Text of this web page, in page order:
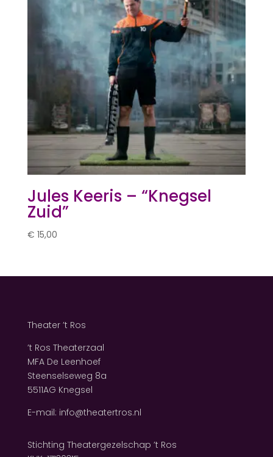
Jules Keeris – “Knegsel
Zuid”
€ 15,00
Theater ’t Ros
’t Ros Theaterzaal
MFA De Leenhoef
Steenselseweg 8a
5511AG Knegsel
E-mail: info@theatertros.nl
Stichting Theatergezelschap ’t Ros